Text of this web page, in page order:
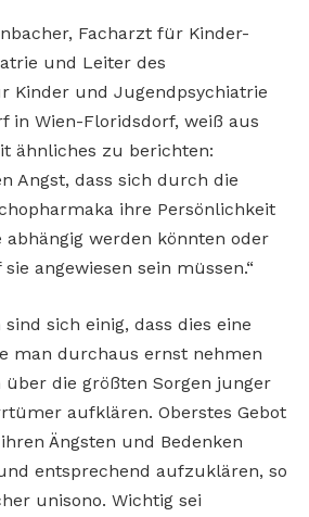
Facharzt für Kinder-
und Leiter des
Kinder und Jugendpsychiatrie
in Wien-Floridsdorf, weiß aus
ähnliches zu berichten:
Angst, dass sich durch die
ihre Persönlichkeit
abhängig werden könnten oder
angewiesen sein müssen.“
sich einig, dass dies eine
man durchaus ernst nehmen
die größten Sorgen junger
aufklären. Oberstes Gebot
Ängsten und Bedenken
entsprechend aufzuklären, so
unisono. Wichtig sei